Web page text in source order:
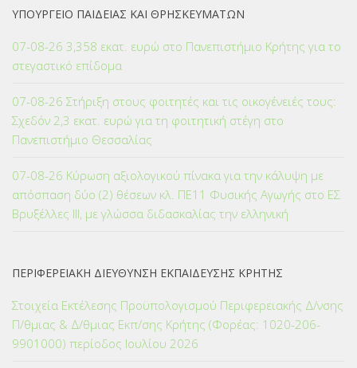
ΥΠΟΥΡΓΕΙΟ ΠΑΙΔΕΙΑΣ ΚΑΙ ΘΡΗΣΚΕΥΜΑΤΩΝ
07-08-26 3,358 εκατ. ευρώ στο Πανεπιστήμιο Κρήτης για το
στεγαστικό επίδομα
07-08-26 Στήριξη στους φοιτητές και τις οικογένειές τους:
Σχεδόν 2,3 εκατ. ευρώ για τη φοιτητική στέγη στο
Πανεπιστήμιο Θεσσαλίας
07-08-26 Κύρωση αξιολογικού πίνακα για την κάλυψη με
απόσπαση δύο (2) θέσεων κλ. ΠΕ11 Φυσικής Αγωγής στο ΕΣ
Βρυξέλλες ΙΙΙ, με γλώσσα διδασκαλίας την ελληνική
ΠΕΡΙΦΕΡΕΙΑΚΗ ΔΙΕΥΘΥΝΣΗ ΕΚΠΑΙΔΕΥΣΗΣ ΚΡΗΤΗΣ
Στοιχεία Εκτέλεσης Προϋπολογισμού Περιφερειακής Δ/νσης
Π/θμιας & Δ/θμιας Εκπ/σης Κρήτης (Φορέας: 1020-206-
9901000) περίοδος Ιουλίου 2026